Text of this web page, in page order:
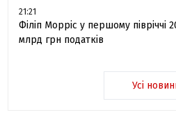
21:21
Філіп Морріс у першому півріччі
млрд грн податків
Усі